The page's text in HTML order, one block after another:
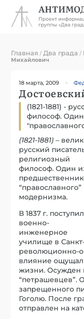
Главная / Два града /
Михайлович
18 марта, 2009
(1821-1881) -
философ.
(1821-1881) –
русский
религиозный
философ. Один
“православного”
модернизма.
В 1837 г.
военно-
инженерное
училище в
революционно-
влияние
жизни. Осужден
“петрашевцев”.
запрещенного
Гоголю. После
отправлен на